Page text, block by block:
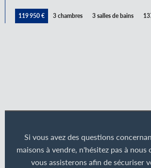
119 950 € 3 chambres 3 salles de bains
Si vous avez des questions
maisons à vendre, n'hésitez pas à
vous assisterons afin de sécuriser